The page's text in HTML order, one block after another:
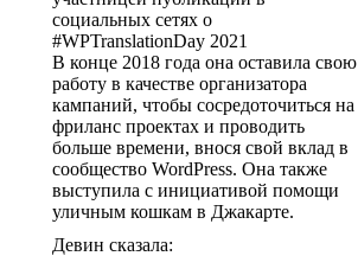
социальных сетях о
#WPTranslationDay 2021
В конце 2018 года она оставила свою
работу в качестве организатора
кампаний, чтобы сосредоточиться на
фриланс проектах и проводить
больше времени, внося свой вклад в
сообщество WordPress. Она также
выступила с инициативой помощи
уличным кошкам в Джакарте.
Девин сказала: